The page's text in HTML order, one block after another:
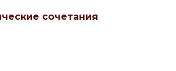
сочетания